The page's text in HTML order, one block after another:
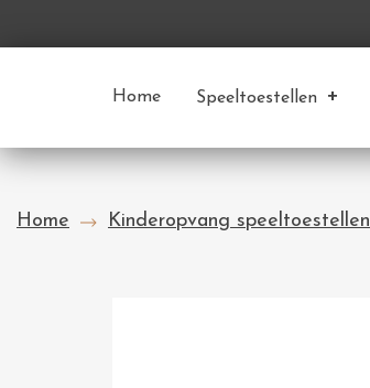
Home Speeltoestellen
Home Kinderopvang speeltoestellen